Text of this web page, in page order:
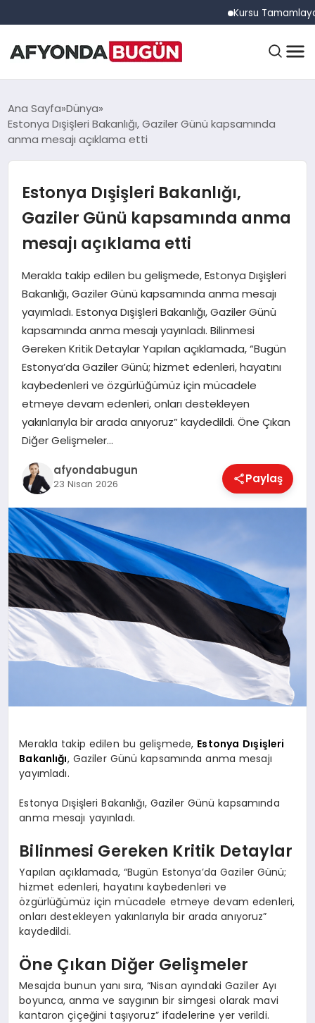
Kursu Tamamlayan
ANASAYFA
GÜNDEM
EĞITIM
EKONOMI
MAGAZIN
SAĞLIK
SIYASET
SPOR
YAŞAM
Ana Sayfa Dünya
Estonya Dışişleri Bakanlığı, Gaziler Günü kapsamında
anma mesajı açıklama etti
Estonya Dışişleri Bakanlığı,
Gaziler Günü kapsamında anma
mesajı açıklama etti
Merakla takip edilen bu gelişmede, Estonya Dışişleri
Bakanlığı, Gaziler Günü kapsamında anma mesajı
yayımladı. Estonya Dışişleri Bakanlığı, Gaziler Günü
kapsamında anma mesajı yayınladı. Bilinmesi
Gereken Kritik Detaylar Yapılan açıklamada, “Bugün
Estonya’da Gaziler Günü; hizmet edenleri, hayatını
kaybedenleri ve özgürlüğümüz için mücadele
etmeye devam edenleri, onları destekleyen
yakınlarıyla bir arada anıyoruz” kaydedildi. Öne Çıkan
Diğer Gelişmeler…
afyondabugun
23 Nisan 2026 Paylaş
Merakla takip edilen bu gelişmede, Estonya Dışişleri
Bakanlığı, Gaziler Günü kapsamında anma mesajı
yayımladı.
Estonya Dışişleri Bakanlığı, Gaziler Günü kapsamında
anma mesajı yayınladı.
Bilinmesi Gereken Kritik Detaylar
Yapılan açıklamada, “Bugün Estonya’da Gaziler Günü;
hizmet edenleri, hayatını kaybedenleri ve
özgürlüğümüz için mücadele etmeye devam edenleri,
onları destekleyen yakınlarıyla bir arada anıyoruz”
kaydedildi.
Öne Çıkan Diğer Gelişmeler
Mesajda bunun yanı sıra, “Nisan ayındaki Gaziler Ayı
boyunca, anma ve saygının bir simgesi olarak mavi
kantaron çiçeğini taşıyoruz” ifadelerine yer verildi.